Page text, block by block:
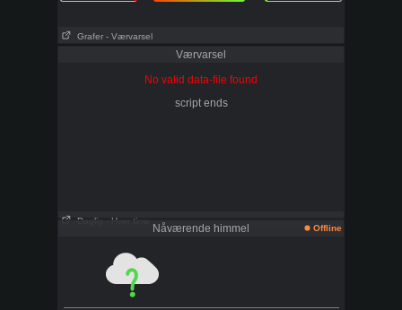
Grafer - Værvarsel
Værvarsel
No valid data-file found
script ends
Daglig - Hver time
Nåværende himmel Offline